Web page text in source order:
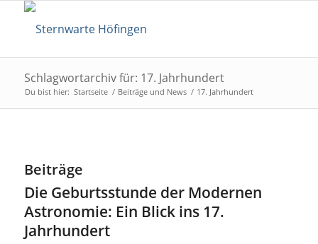
Schlagwortarchiv für: 17. Jahrhundert
Du bist hier: Startseite / Beiträge und News / 17. Jahrhundert
Beiträge
Die Geburtsstunde der Modernen
Astronomie: Ein Blick ins 17.
Jahrhundert